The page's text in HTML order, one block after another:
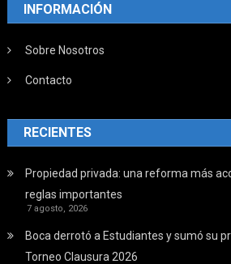
INFORMACIÓN
Sobre Nosotros
Contacto
RECIENTES
Propiedad privada: una reforma más
reglas importantes
7 agosto, 2026
Boca derrotó a Estudiantes y sumó su
Torneo Clausura 2026